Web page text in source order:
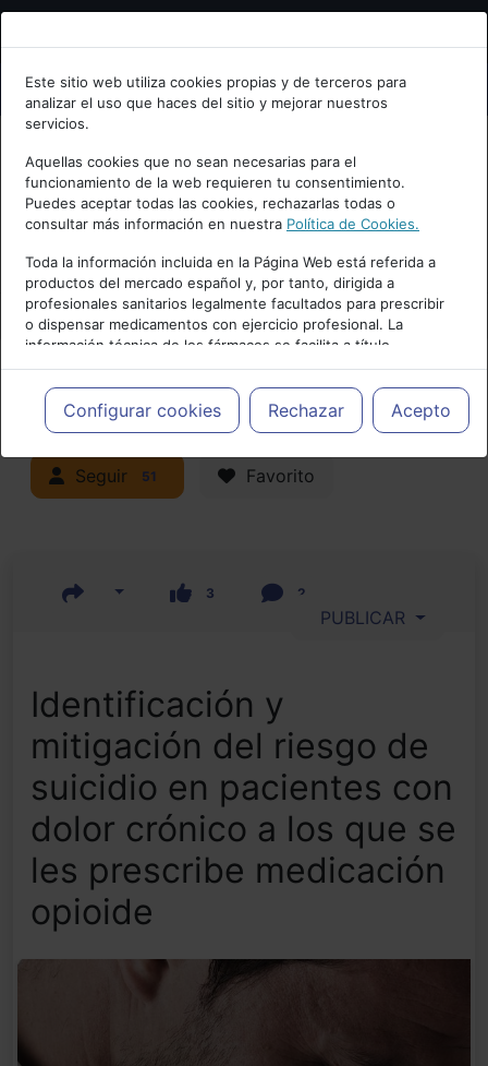
Bienvenid@ a psiquiatria.com
Escribe tu Email
Accede o regístrate con tu email.
Cancelar
Este sitio web utiliza cookies propias y de terceros para
analizar el uso que haces del sitio y mejorar nuestros
servicios.
Aquellas cookies que no sean necesarias para el
funcionamiento de la web requieren tu consentimiento.
Puedes aceptar todas las cookies, rechazarlas todas o
consultar más información en nuestra Política de Cookies.
Toda la información incluida en la Página Web está referida a
productos del mercado español y, por tanto, dirigida a
profesionales sanitarios legalmente facultados para prescribir
o dispensar medicamentos con ejercicio profesional. La
información técnica de los fármacos se facilita a título
meramente informativo, siendo responsabilidad de los
profesionales facultados prescribir medicamentos y decidir, en
cada caso concreto, el tratamiento más adecuado a las
necesidades del paciente.
Configurar cookies Rechazar Acepto
Actualidad y Artículos|
Neuropsiquiatría y Neurología
Seguir 51 Favorito
3 2
PUBLICAR
Identificación y
mitigación del riesgo de
suicidio en pacientes con
dolor crónico a los que se
les prescribe medicación
opioide